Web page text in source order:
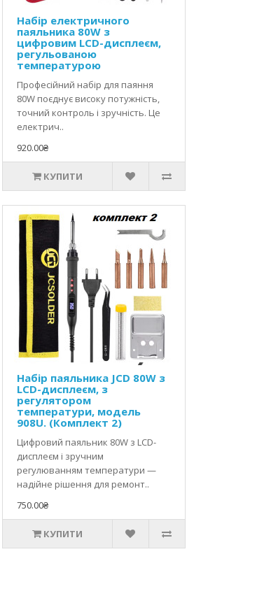
Набір електричного
паяльника 80W з
цифровим LCD-дисплеєм,
регульованою
температурою
Професійний набір для паяння
80W поєднує високу потужність,
точний контроль і зручність. Це
електрич..
920.00₴
КУПИТИ
Набір паяльника JCD 80W з
LCD-дисплеєм, з
регулятором
температури, модель
908U. (Комплект 2)
Цифровий паяльник 80W з LCD-
дисплеєм і зручним
регулюванням температури —
надійне рішення для ремонт..
750.00₴
КУПИТИ